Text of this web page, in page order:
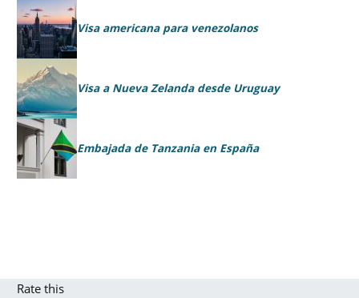
Visa americana para venezolanos
Visa a Nueva Zelanda desde Uruguay
Embajada de Tanzania en España
Rate this